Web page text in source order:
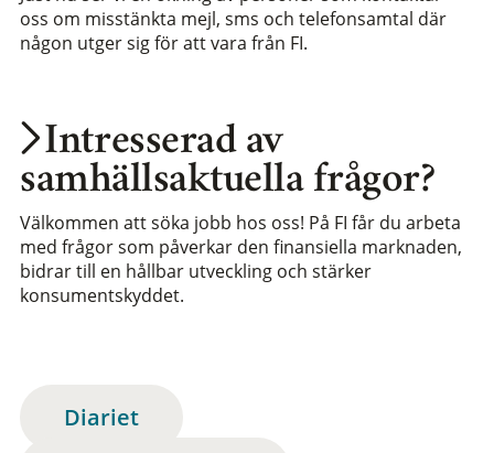
Intresserad av
samhällsaktuella frågor?
Välkommen att söka jobb hos oss! På FI får du arbeta
med frågor som påverkar den finansiella marknaden,
bidrar till en hållbar utveckling och stärker
konsumentskyddet.
oss om misstänkta mejl, sms och telefonsamtal där
någon utger sig för att vara från FI.
Diariet